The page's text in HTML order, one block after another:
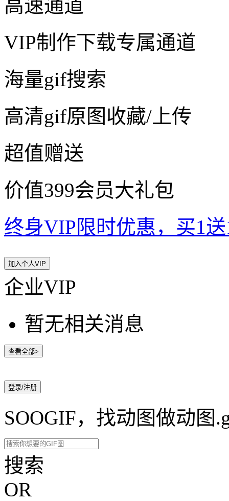
高速通道
VIP制作下载专属通道
海量gif搜索
高清gif原图收藏/上传
超值赠送
价值399会员大礼包
终身VIP限时优惠，买1
加入个人VIP
企业VIP
暂无相关消息
查看全部>
登录/注册
SOOGIF，找动图做动图
搜索
OR